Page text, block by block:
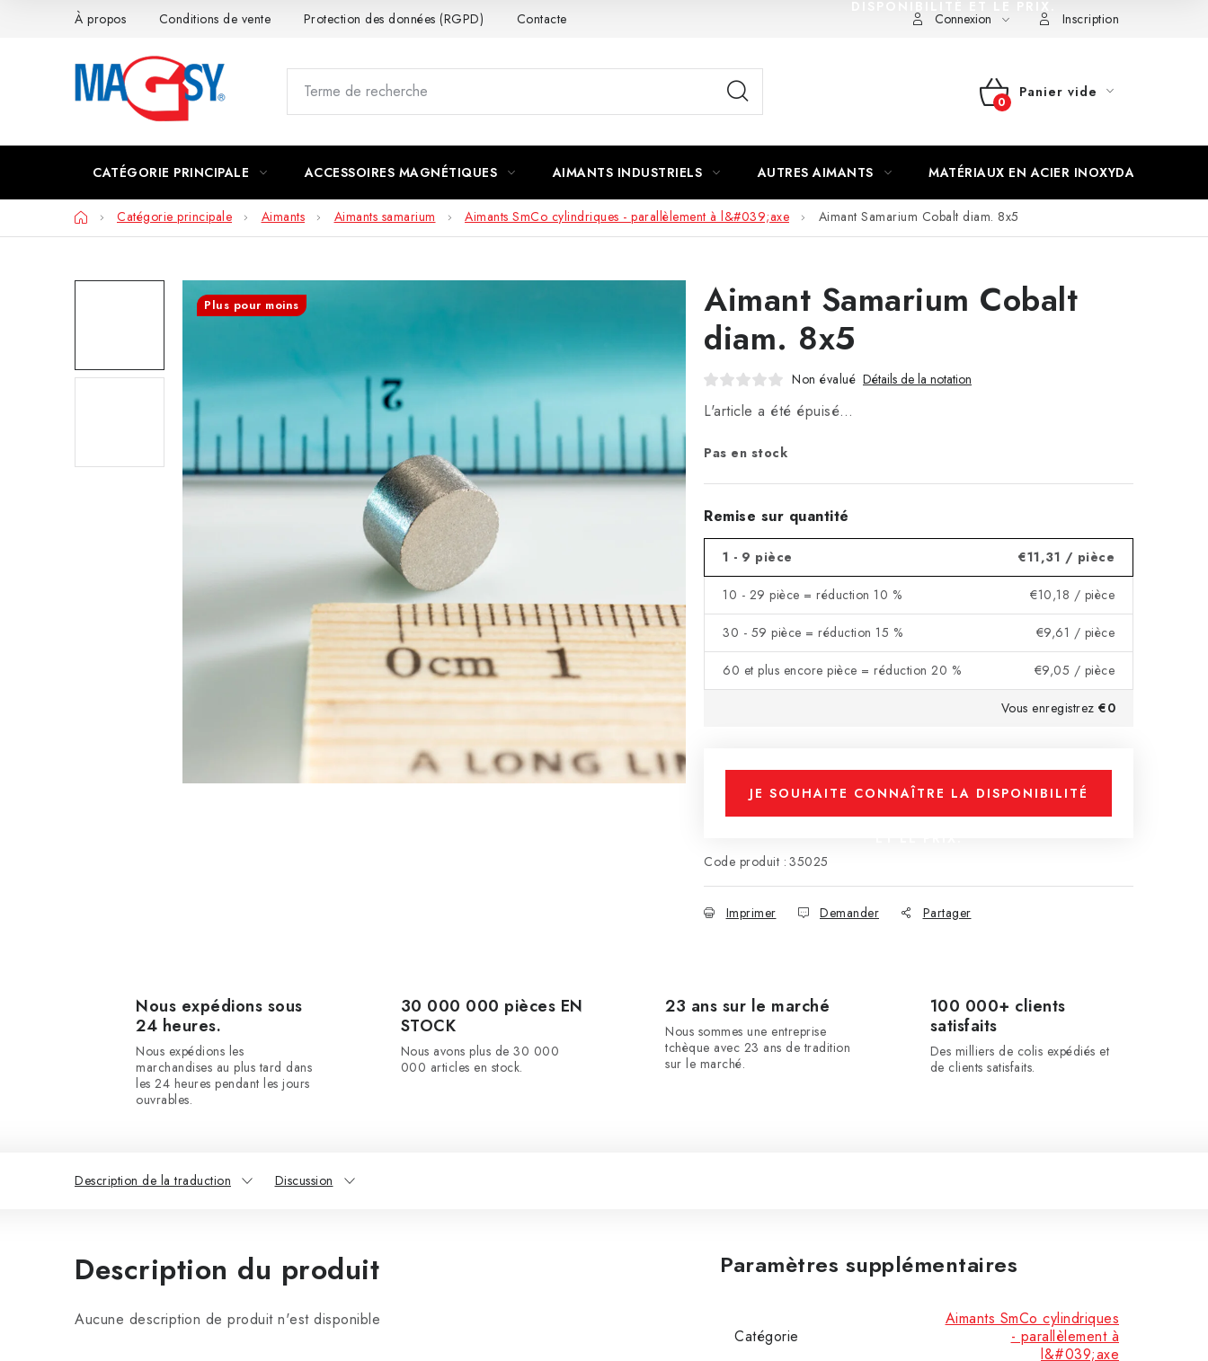
À propos Conditions de vente Protection des données (RGPD) Contacte Connexion Inscription
PANIER
Panier vide
CATÉGORIE PRINCIPALE ACCESSOIRES MAGNÉTIQUES AIMANTS INDUSTRIELS AUTRES AIMANTS MATÉRIAUX EN ACIER INOXYDABLE
AccueilCatégorie principale Aimants Aimants samarium Aimants SmCo cylindriques - parallèlement à l&#039;axe Aimant Samarium Cobalt diam. 8x5
Aimant Samarium Cobalt
diam. 8x5
Non évalué Détails de la notation
L'article a été épuisé…
Pas en stock
Remise sur quantité
1 - 9 pièce €11,31 / pièce
10 - 29 pièce = réduction 10 % €10,18 / pièce
30 - 59 pièce = réduction 15 % €9,61 / pièce
60 et plus encore pièce = réduction 20 % €9,05 / pièce
Vous enregistrez €0
JE SOUHAITE CONNAÎTRE LA DISPONIBILITÉ
Code produit : 35025
Imprimer Demander Partager
Plus pour moins
Nous expédions sous
24 heures.
Nous expédions les
marchandises au plus tard dans
les 24 heures pendant les jours
ouvrables.
30 000 000 pièces EN
STOCK
Nous avons plus de 30 000
000 articles en stock.
23 ans sur le marché
Nous sommes une entreprise
tchèque avec 23 ans de tradition
sur le marché.
100 000+ clients
satisfaits
Des milliers de colis expédiés et
de clients satisfaits.
Description de la traduction Discussion
Description du produit
Aucune description de produit n'est disponible
Paramètres supplémentaires
Catégorie
Aimants SmCo cylindriques
- parallèlement à
l&#039;axe